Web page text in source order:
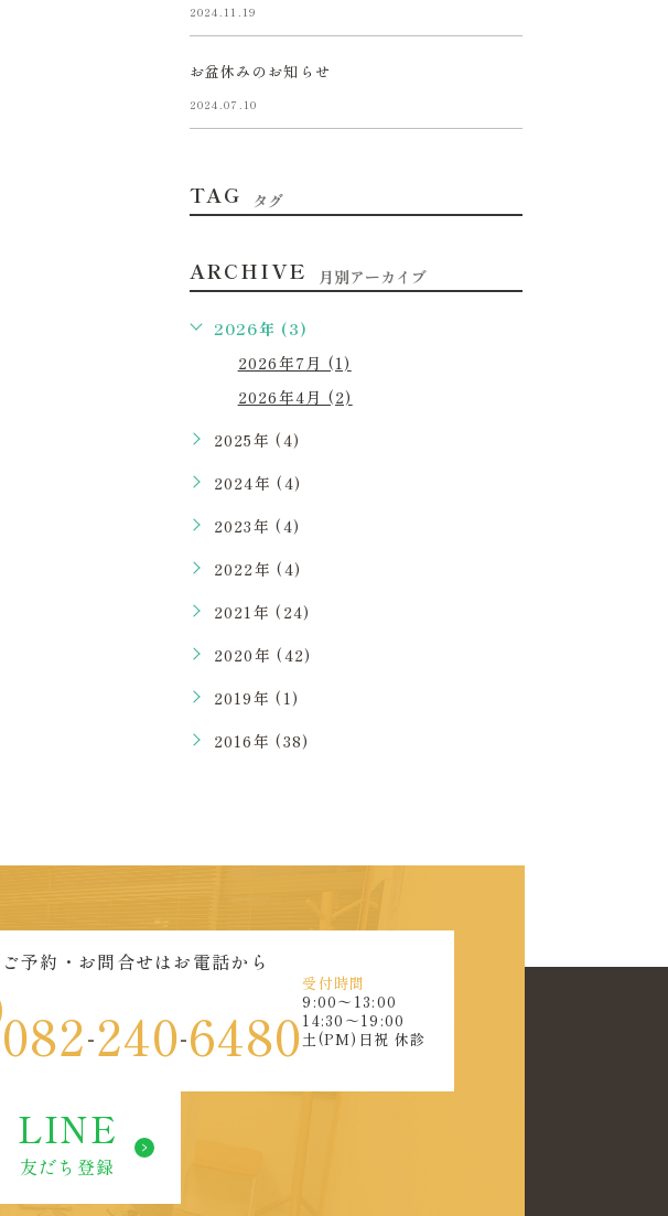
2024.11.19
お盆休みのお知らせ
2024.07.10
TAG タグ
ARCHIVE 月別アーカイブ
2026年 (3)
2026年7月 (1)
2026年4月 (2)
2025年 (4)
2024年 (4)
2023年 (4)
2022年 (4)
2021年 (24)
2020年 (42)
2019年 (1)
2016年 (38)
ご予約・お問合せはお電話から
082-240-6480
受付時間
9:00〜13:00
14:30～19:00
土(PM)日祝 休診
LINE
友だち登録